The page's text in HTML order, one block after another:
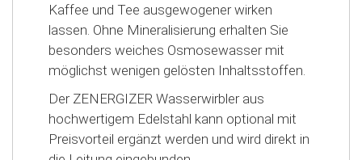
Kaffee und Tee ausgewogener wirken
lassen. Ohne Mineralisierung erhalten Sie
besonders weiches Osmosewasser mit
möglichst wenigen gelösten Inhaltsstoffen.
Der ZENERGIZER Wasserwirbler aus
hochwertigem Edelstahl kann optional mit
Preisvorteil ergänzt werden und wird direkt in